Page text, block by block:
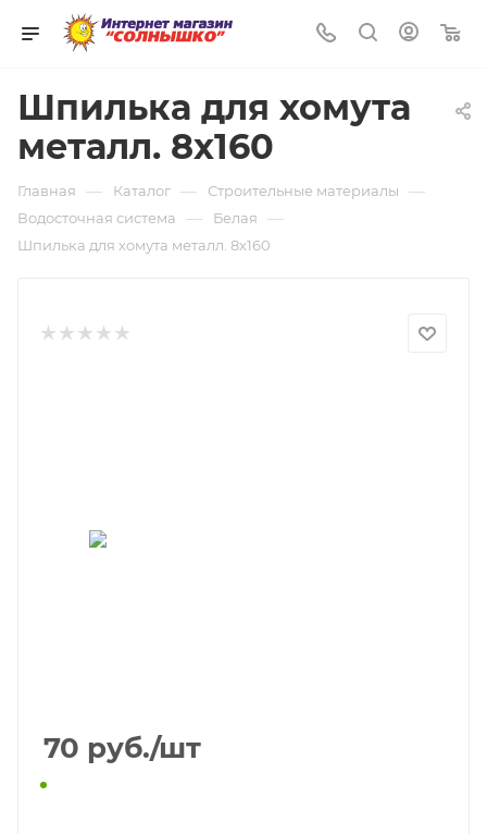
Шпилька для хомута
металл. 8х160
Главная — Каталог — Строительные материалы —
Водосточная система — Белая —
Шпилька для хомута металл. 8х160
70 руб./шт